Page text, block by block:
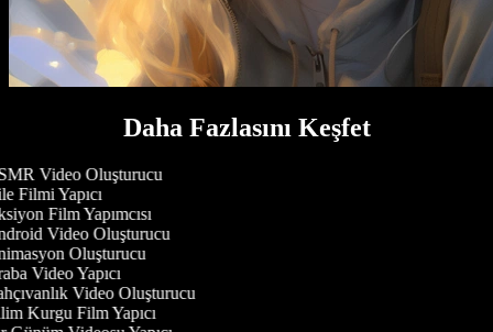
Daha Fazlasını Keşfet
Video Oluşturucu
Filmi Yapıcı
Film Yapımcısı
Video Oluşturucu
Oluşturucu
Video Yapıcı
Video Oluşturucu
Kurgu Film Yapıcı